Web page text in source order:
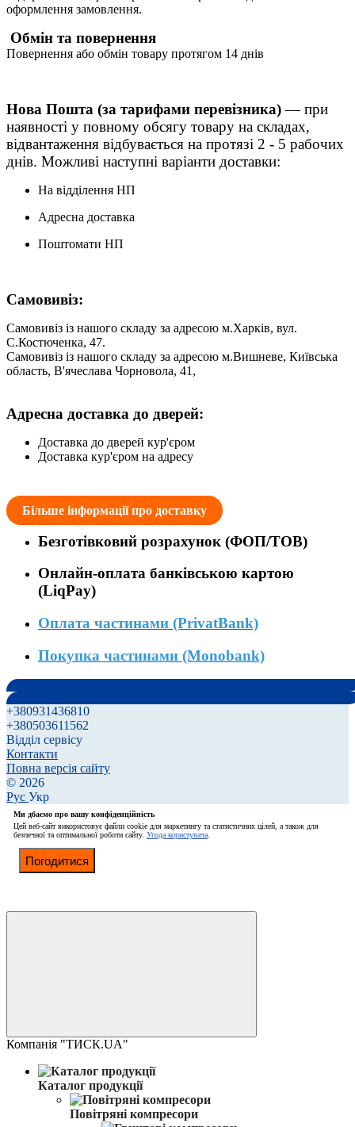
оформлення замовлення.
Обмін та повернення
Повернення або обмін товару протягом 14 днів
Нова Пошта (за тарифами перевізника)— при
наявності у повному обсягу товару на складах,
відвантаження відбувається на протязі 2 - 5 рабочих
днів. Можливі наступні варіанти доставки:
На відділення НП
Адресна доставка
Поштомати НП
Самовивіз:
Самовивіз із нашого складу за адресою м.Харків, вул.
С.Костюченка, 47.
Самовивіз із нашого складу за адресою м.Вишневе, Київська
область, В'ячеслава Чорновола, 41,
Адресна доставка до дверей:
Доставка до дверей кур'єром
Доставка кур'єром на адресу
Більше інформації про доставку
Безготівковий розрахунок (ФОП/ТОВ)
Онлайн-оплата банківською картою
(LiqPay)
Оплата частинами (PrivatBank)
Покупка частинами (Monobank)
+380931436810
+380503611562
Відділ сервісу
Контакти
Повна версія сайту
© 2026
Рус Укр
Ми дбаємо про вашу конфіденційність
Цей веб-сайт використовує файли cookie для маркетингу та статистичних цілей, а також для
безпечної та оптимальної роботи сайту. Угода користувача.
Погодитися
Компанія "ТИСК.UA"
Каталог продукції
Повітряні компресори